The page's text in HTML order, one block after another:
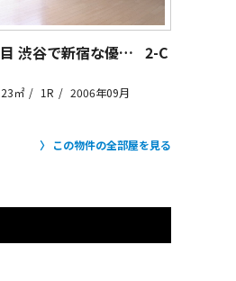
西新宿五丁目 渋谷で新宿な優等生。 2-C
㎡ 1R 2006年09月
この物件の全部屋を見る